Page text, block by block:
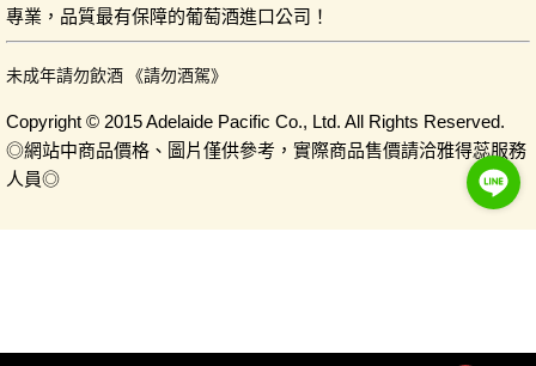
專業，品質最有保障的葡萄酒進口公司！
未成年請勿飲酒 《請勿酒駕》
Copyright © 2015 Adelaide Pacific Co., Ltd. All Rights Reserved.
◎網站中商品價格、圖片僅供參考，實際商品售價請洽雅得蕊服務
人員◎